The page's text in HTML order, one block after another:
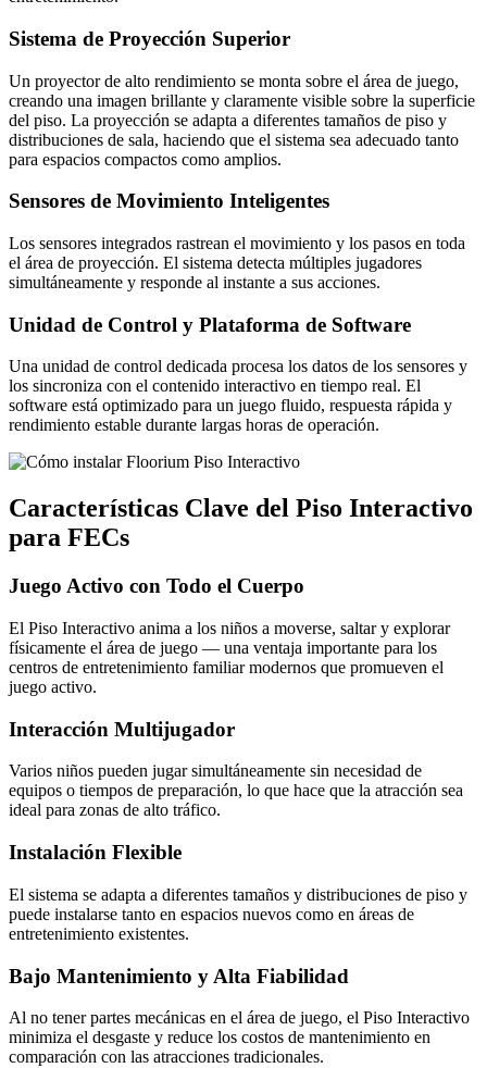
Sistema de Proyección Superior
Un proyector de alto rendimiento se monta sobre el área de juego,
creando una imagen brillante y claramente visible sobre la superficie
del piso. La proyección se adapta a diferentes tamaños de piso y
distribuciones de sala, haciendo que el sistema sea adecuado tanto
para espacios compactos como amplios.
Sensores de Movimiento Inteligentes
Los sensores integrados rastrean el movimiento y los pasos en toda
el área de proyección. El sistema detecta múltiples jugadores
simultáneamente y responde al instante a sus acciones.
Unidad de Control y Plataforma de Software
Una unidad de control dedicada procesa los datos de los sensores y
los sincroniza con el contenido interactivo en tiempo real. El
software está optimizado para un juego fluido, respuesta rápida y
rendimiento estable durante largas horas de operación.
Características Clave del Piso Interactivo
para FECs
Juego Activo con Todo el Cuerpo
El Piso Interactivo anima a los niños a moverse, saltar y explorar
físicamente el área de juego — una ventaja importante para los
centros de entretenimiento familiar modernos que promueven el
juego activo.
Interacción Multijugador
Varios niños pueden jugar simultáneamente sin necesidad de
equipos o tiempos de preparación, lo que hace que la atracción sea
ideal para zonas de alto tráfico.
Instalación Flexible
El sistema se adapta a diferentes tamaños y distribuciones de piso y
puede instalarse tanto en espacios nuevos como en áreas de
entretenimiento existentes.
Bajo Mantenimiento y Alta Fiabilidad
Al no tener partes mecánicas en el área de juego, el Piso Interactivo
minimiza el desgaste y reduce los costos de mantenimiento en
comparación con las atracciones tradicionales.